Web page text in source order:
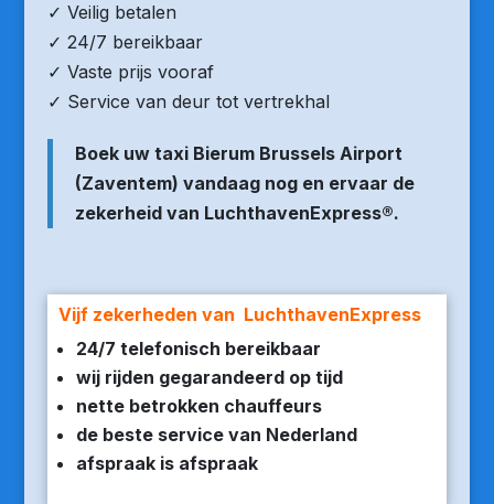
✓ Veilig betalen
✓ 24/7 bereikbaar
✓ Vaste prijs vooraf
✓ Service van deur tot vertrekhal
Boek uw taxi Bierum Brussels Airport
(Zaventem) vandaag nog en ervaar de
zekerheid van LuchthavenExpress®.
Vijf zekerheden van LuchthavenExpress
24/7 telefonisch bereikbaar
wij rijden gegarandeerd op tijd
nette betrokken chauffeurs
de beste service van Nederland
afspraak is afspraak